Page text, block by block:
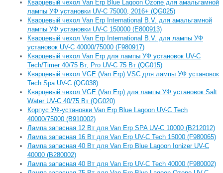
Кварцевый чехол Van Erp Blue Lagoon Ozone для амальгамной
лампы УФ установки UV-C 75000, 2016+ (QG025)
Кварцевый чехол Van Erp International B.V. для амальгамной
лампы УФ установки UV-C 150000 (E800913)
Кварцевый чехол Van Erp International B.V. для лампы УФ
установок UV-C 40000/75000 (F980917)
Кварцевый чехол Van Erp для лампы УФ установок UV-C
Tech/Timer 40/75 Вт, Pro UV-C 75 Вт (QG015)
Кварцевый чехол VGE (Van Erp) VSC для лампы УФ установок
Tech Spa UV-C (QG038)
Кварцевый чехол VGE (Van Erp) для лампы УФ установок Salt
Water UV-C 40/75 Вт (QG020)
Корпус УФ-установки Van Erp Blue Lagoon UV-C Tech
40000/75000 (B910002)
Лампа запасная 12 Вт для Van Erp SPA UV-C 10000 (B212012)
Лампа запасная 16 Вт для Van Erp UV-C Tech 15000 (F980065)
Лампа запасная 40 Вт для Van Erp Blue Lagoon Ionizer UV-C
40000 (B280002)
Лампа запасная 40 Вт для Van Erp UV-C Tech 40000 (F980002)